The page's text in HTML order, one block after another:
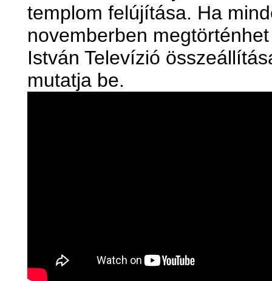
templom felújítása. Ha
novemberben
István Televízió
mutatja be.